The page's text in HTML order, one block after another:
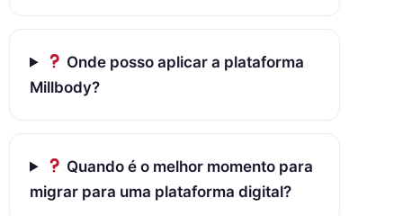
Onde posso aplicar a plataforma
Millbody?
Quando é o melhor momento para
migrar para uma plataforma digital?